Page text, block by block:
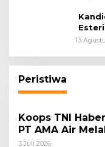
13
Peristiwa
Koops TNI
PT AMA Air
Taktis
3 Juli 2026